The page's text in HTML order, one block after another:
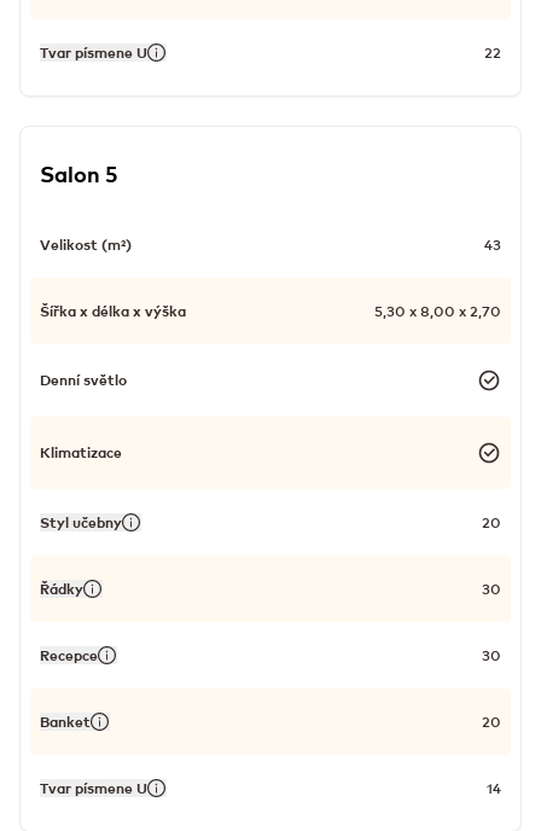
Tvar písmene U 22
Salon 5
Velikost (m²) 43
Šířka x délka x výška 5,30 x 8,00 x 2,70
Denní světlo
Klimatizace
Styl učebny 20
Řádky 30
Recepce 30
Banket 20
Tvar písmene U 14